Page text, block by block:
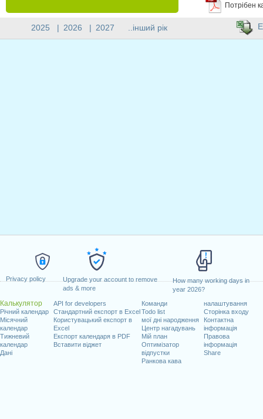
Privacy policy
Upgrade your account to remove
ads & more
How many working days in
year 2026?
Калькулятор
Річний календар
Місячний
календар
Тижневий
календар
Дані
API for developers
Стандартний експорт в Excel
Користувацький експорт в
Excel
Експорт календаря в PDF
Вставити віджет
Команди
Todo list
мої дні народження
Центр нагадувань
Мій план
Оптимізатор
відпустки
Ранкова кава
налаштування
Сторінка входу
Контактна
інформація
Правова
інформація
Share
Потрібен
2025 | 2026 | 2027 ..інший рік